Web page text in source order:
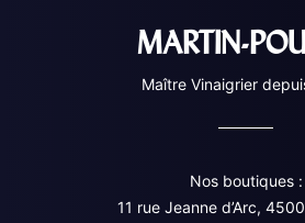
MARTIN-
Maître Vinaigrier
Nos boutiques :
11 rue Jeanne d’Arc,